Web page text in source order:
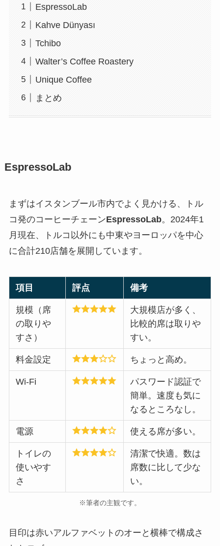
EspressoLab
Kahve Dünyası
Tchibo
Walter’s Coffee Roastery
Unique Coffee
まとめ
EspressoLab
まずはイスタンブール市内でよく見かける、トル
コ発のコーヒーチェーンEspressoLab。2024年1
月現在、トルコ以外にも中東やヨーロッパを中心
に合計210店舗を展開しています。
項目 評点 備考
規模（席
の取りや
すさ）
大規模店が多く、
比較的席は取りや
すい。
料金設定 ちょっと高め。
Wi-Fi
パスワード認証で
簡単。速度も気に
なるところなし。
電源 使える席が多い。
トイレの
使いやす
さ
清潔で快適。数は
席数に比して少な
い。
※筆者の主観です。
目印は赤いアルファベットのオーと横棒で構成さ